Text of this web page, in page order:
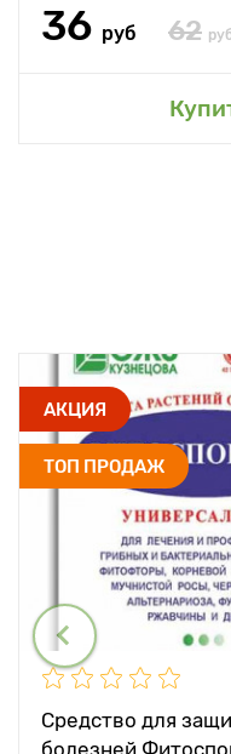
36 руб 62
АКЦИЯ
ТОП ПРОДАЖ
Средство для